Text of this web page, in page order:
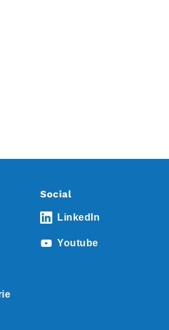
Social
LinkedIn
Youtube